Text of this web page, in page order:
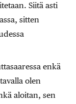
Siitä asti
sitten
enkä
olen
aloitan, sen